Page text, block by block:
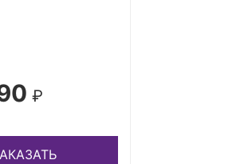
₽